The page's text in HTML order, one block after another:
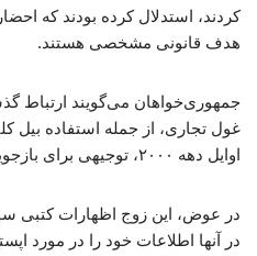
کردند، استدلال کرده بودند که
هدف قانونی مشخصی هستند.
جمهوری‌خواهان می‌گویند ارتباط
غول تجاری، از جمله استفاده
اوایل دهه ۲۰۰۰، توجیهی برای بازجویی حضوری تحت سوگند است.
در عوض، این زوج اظهارات کتبی
در آنها اطلاعات خود را در مورد